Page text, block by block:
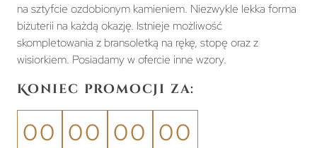
na sztyfcie ozdobionym kamieniem. Niezwykle lekka forma
biżuterii na każdą okazję. Istnieje możliwość
skompletowania z bransoletką na rękę, stopę oraz z
wisiorkiem. Posiadamy w ofercie inne wzory.
Koniec promocji za:
00 00 00 00